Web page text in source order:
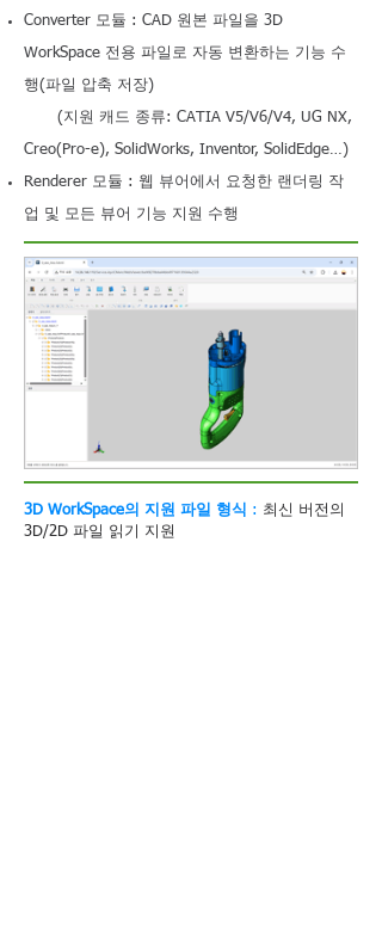
Converter 모듈 : CAD 원본 파일을 3D
WorkSpace 전용 파일로 자동 변환하는 기능 수
행(파일 압축 저장)
(지원 캐드 종류: CATIA V5/V6/V4, UG NX,
Creo(Pro-e), SolidWorks, Inventor, SolidEdge…)
Renderer 모듈 : 웹 뷰어에서 요청한 랜더링 작
업 및 모든 뷰어 기능 지원 수행
3D WorkSpace의 지원 파일 형식 : 최신 버전의
3D/2D 파일 읽기 지원